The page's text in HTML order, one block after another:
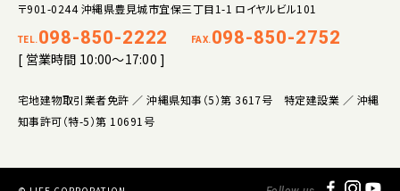
〒901-0244 沖縄県豊見城市宜保三丁目1-1 ロイヤルビル101
TEL. 098-850-2222 FAX. 098-850-2752
[ 営業時間 10:00～17:00 ]
宅地建物取引業者免許 ／ 沖縄県知事（5）第 3617号 特定建設業 ／ 沖縄
知事許可（特-5）第 10691号